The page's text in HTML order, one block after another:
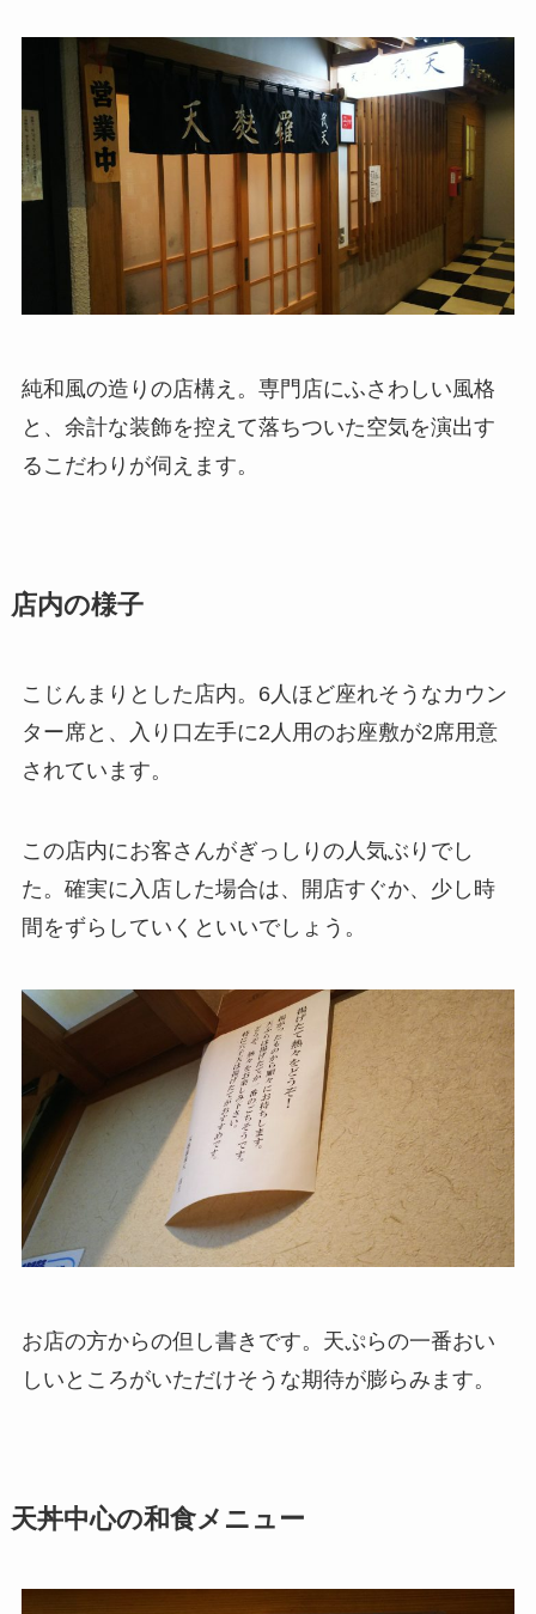
純和風の造りの店構え。専門店にふさわしい風格
と、余計な装飾を控えて落ちついた空気を演出す
るこだわりが伺えます。
店内の様子
こじんまりとした店内。6人ほど座れそうなカウン
ター席と、入り口左手に2人用のお座敷が2席用意
されています。
この店内にお客さんがぎっしりの人気ぶりでし
た。確実に入店した場合は、開店すぐか、少し時
間をずらしていくといいでしょう。
お店の方からの但し書きです。天ぷらの一番おい
しいところがいただけそうな期待が膨らみます。
天丼中心の和食メニュー